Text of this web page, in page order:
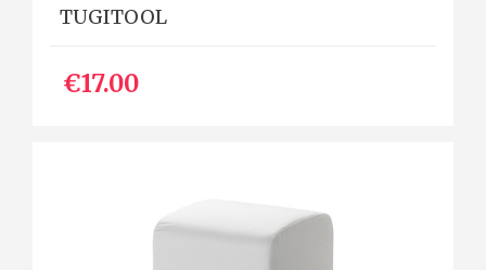
TUGITOOL
€17.00